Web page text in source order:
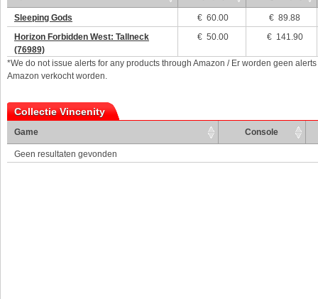
Sleeping Gods €60.00
€ 89.88
Horizon Forbidden West: Tallneck
(76989)
€50.00 € 141.90
*We do not issue alerts for any products through Amazon / Er worden geen
Amazon verkocht worden.
Collectie Vincenity
Game Console
Geen resultaten gevonden